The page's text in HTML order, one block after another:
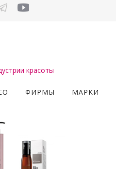
красоты
ФИРМЫ МАРКИ